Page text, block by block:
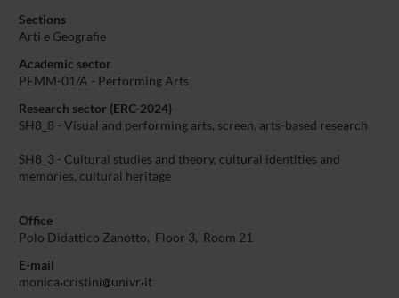
Sections
Arti e Geografie
Academic sector
PEMM-01/A - Performing Arts
Research sector (ERC-2024)
SH8_8 - Visual and performing arts, screen, arts-based research
SH8_3 - Cultural studies and theory, cultural identities and
memories, cultural heritage
Office
Polo Didattico Zanotto, Floor 3, Room 21
E-mail
monica cristini univr it